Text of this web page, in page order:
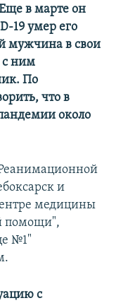
в марте он
19 умер его
мужчина в свои
с ним
По
что в
около
и
медицины
помощи",
№1"
с